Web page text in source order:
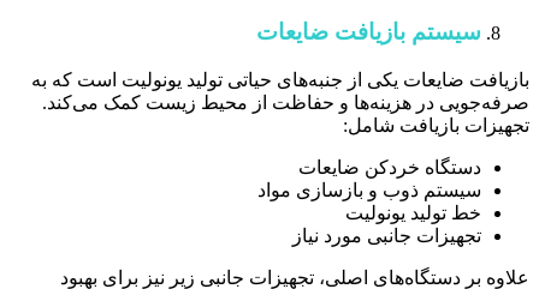
سیستم بازیافت ضایعات
بازیافت ضایعات یکی از جنبه‌های حیاتی تولید یونولیت است که به
صرفه‌جویی در هزینه‌ها و حفاظت از محیط زیست کمک می‌کند.
تجهیزات بازیافت شامل:
دستگاه خردکن ضایعات
سیستم ذوب و بازسازی مواد
خط تولید یونولیت
تجهیزات جانبی مورد نیاز
علاوه بر دستگاه‌های اصلی، تجهیزات جانبی زیر نیز برای بهبود